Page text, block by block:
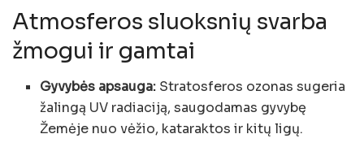
Atmosferos sluoksnių svarba
žmogui ir gamtai
Gyvybės apsauga: Stratosferos ozonas sugeria
žalingą UV radiaciją, saugodamas gyvybę
Žemėje nuo vėžio, kataraktos ir kitų ligų.